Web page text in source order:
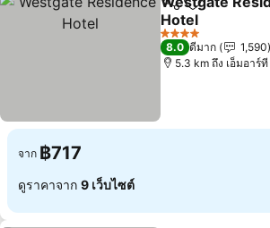
แชร์ เพิ่มในรายก
Hotel
ดูราคา
4 ดาว
8.0 ดีมาก
1,590
5.3 km ถึง เอ็มอาร์
จาก ฿717
ดูราคาจาก 9 เว็บไซต์